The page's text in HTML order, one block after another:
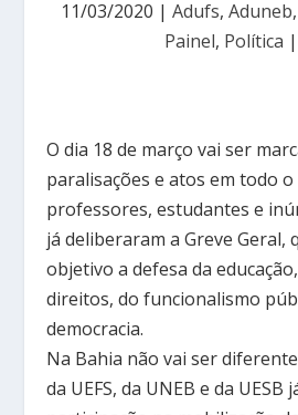
11/03/2020 | Adufs, Aduneb,
Painel, Política |
O dia 18 de março vai ser
paralisações e atos em todo
professores, estudantes e
já deliberaram a Greve Geral,
objetivo a defesa da
direitos, do funcionalismo
democracia.
Na Bahia não vai ser
da UEFS, da UNEB e da UESB